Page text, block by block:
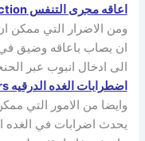
اعاقه مجرى التنفس Airway obstruction
ومن الاضرار التي ممكن
ان يصاب باعاقه وضيق
الى ادخال انبوب عبر
اضطرابات الغده الدرقيه Thyroid disorders
وايضا من الامور التي
يحدث اضرابات في الغده